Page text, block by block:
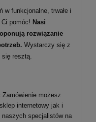
w funkcjonalne, trwałe i
pomóc! Nasi
rozwiązanie
Wystarczy się z
resztą.
Zamówienie możesz
internetowy jak i
specjalistów na